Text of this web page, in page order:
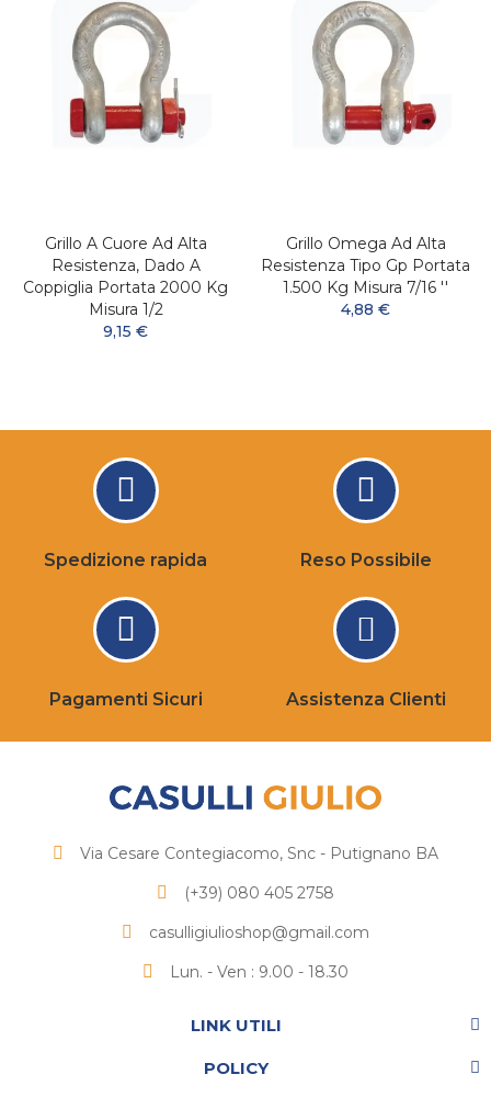
Grillo A Cuore Ad Alta
Resistenza, Dado A
Coppiglia Portata 2000 Kg
Misura 1/2
9,15 €
Grillo Omega Ad Alta
Resistenza Tipo Gp Portata
1.500 Kg Misura 7/16 ''
4,88 €
Spedizione rapida Reso Possibile
Pagamenti Sicuri Assistenza Clienti
Via Cesare Contegiacomo, Snc - Putignano BA
(+39) 080 405 2758
casulligiulioshop@gmail.com
Lun. - Ven : 9.00 - 18.30
LINK UTILI
POLICY